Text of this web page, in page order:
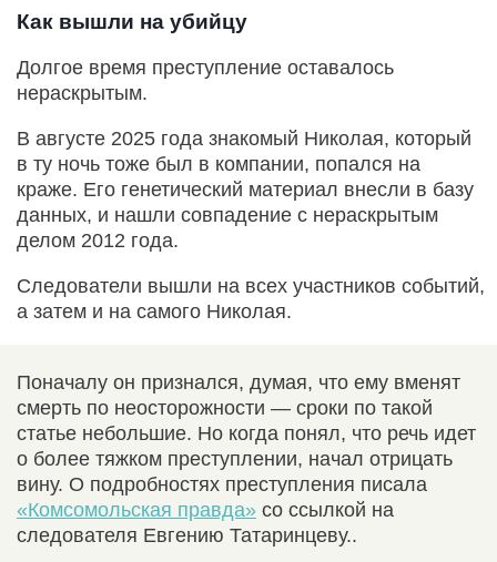
Как вышли на убийцу
Долгое время преступление оставалось
нераскрытым.
В августе 2025 года знакомый Николая, который
в ту ночь тоже был в компании, попался на
краже. Его генетический материал внесли в базу
данных, и нашли совпадение с нераскрытым
делом 2012 года.
Следователи вышли на всех участников событий,
а затем и на самого Николая.
Поначалу он признался, думая, что ему вменят
смерть по неосторожности — сроки по такой
статье небольшие. Но когда понял, что речь идет
о более тяжком преступлении, начал отрицать
вину. О подробностях преступления писала
«Комсомольская правда» со ссылкой на
следователя Евгению Татаринцеву..